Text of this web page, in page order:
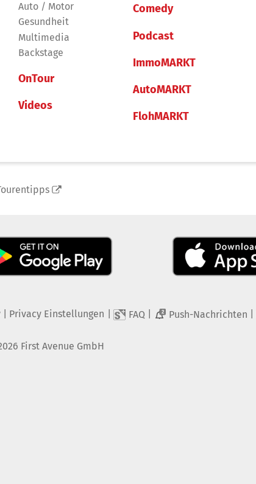
Auto / Motor
Gesundheit
Multimedia
Backstage
OnTour
Videos
Comedy
Podcast
ImmoMARKT
AutoMARKT
FlohMARKT
| Privacy Einstellungen FAQ 2 Push-Nachrichten
First Avenue GmbH